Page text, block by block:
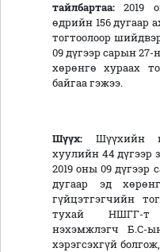
тайлбартаа: 2019
өдрийн 156 дугаар
тогтоолоор
09 дүгээр сарын 27-
хөрөнгө хураах
байгаа гэжээ.
Шүүх: Шүүхийн
хуулийн 44 дүгээр
2019 оны 09 дүгээр
дугаар эд
гүйцэтгэгчийн
тухай НШГГ-т
нэхэмжлэгч Б.С-
хэрэгсэхгүй